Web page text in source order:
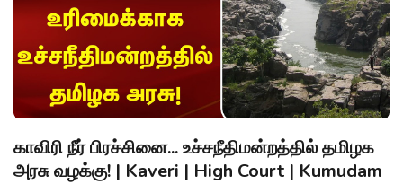
காவிரி நீர் பிரச்சினை... உச்சநீதிமன்றத்தில் தமிழக
அரசு வழக்கு! | Kaveri | High Court | Kumudam